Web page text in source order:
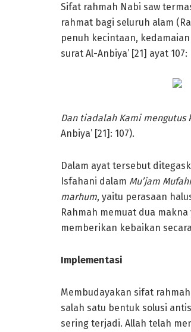
Sifat rahmah Nabi saw
rahmat bagi seluruh alam
penuh kecintaan,
surat Al-Anbiya’ [21] ayat 107:
Dan tiadalah Kami
Anbiya’ [21]: 107).
Dalam ayat tersebut
Isfahani dalam Mu’jam
marhum, yaitu perasaan
Rahmah memuat dua
memberikan kebaikan
Implementasi
Membudayakan sifat
salah satu bentuk solusi
sering terjadi. Allah telah